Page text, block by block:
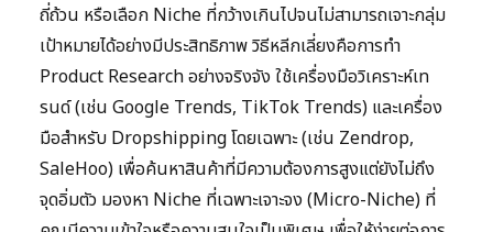
ถี่ถ้วน หรือเลือก Niche ที่กว้างเกินไปจนไม่สามารถเจาะกลุ่ม
เป้าหมายได้อย่างมีประสิทธิภาพ วิธีหลีกเลี่ยงคือการทำ
Product Research อย่างจริงจัง ใช้เครื่องมือวิเคราะห์เท
รนด์ (เช่น Google Trends, TikTok Trends) และเครื่อง
มือสำหรับ Dropshipping โดยเฉพาะ (เช่น Zendrop,
SaleHoo) เพื่อค้นหาสินค้าที่มีความต้องการสูงแต่ยังไม่ถึง
จุดอิ่มตัว มองหา Niche ที่เฉพาะเจาะจง (Micro-Niche) ที่